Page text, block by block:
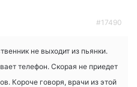
#17490
не выходит из пьянки.
телефон. Скорая не приедет
Короче говоря, врачи из этой